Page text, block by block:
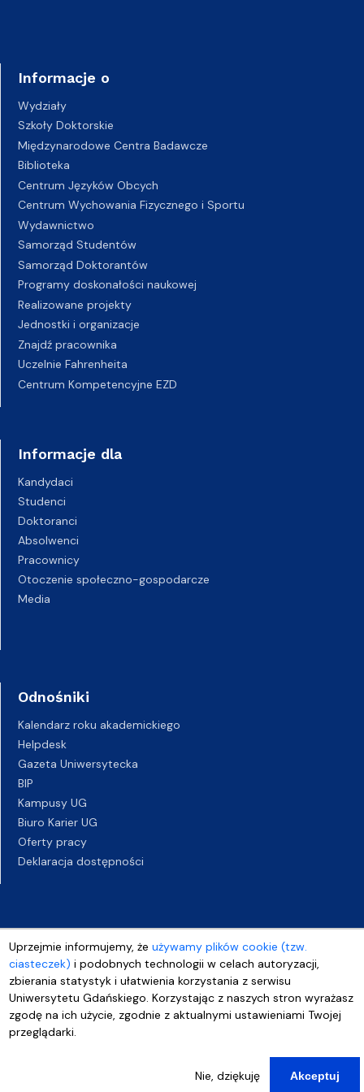
Uprzejmie informujemy, żeużywamy plików cookie (tzw.
ciasteczek) i podobnych technologii w celach autoryzacji,
zbierania statystyk i ułatwienia korzystania z serwisu
Uniwersytetu Gdańskiego. Korzystając z naszych stron wyrażasz
zgodę na ich użycie, zgodnie z aktualnymi ustawieniami Twojej
przeglądarki.
Nie, dziękuję Akceptuj
Informacje o
Wydziały
Szkoły Doktorskie
Międzynarodowe Centra Badawcze
Biblioteka
Centrum Języków Obcych
Centrum Wychowania Fizycznego i Sportu
Wydawnictwo
Samorząd Studentów
Samorząd Doktorantów
Programy doskonałości naukowej
Realizowane projekty
Jednostki i organizacje
Znajdź pracownika
Uczelnie Fahrenheita
Centrum Kompetencyjne EZD
Informacje dla
Kandydaci
Studenci
Doktoranci
Absolwenci
Pracownicy
Otoczenie społeczno-gospodarcze
Media
Odnośniki
Kalendarz roku akademickiego
Helpdesk
Gazeta Uniwersytecka
BIP
Kampusy UG
Biuro Karier UG
Oferty pracy
Deklaracja dostępności